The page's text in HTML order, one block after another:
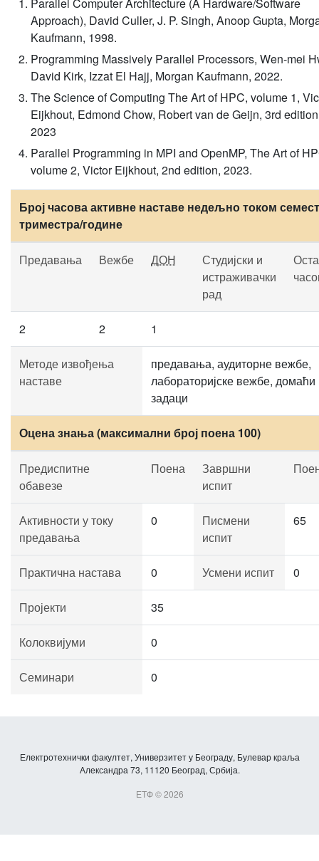
Approach), David Culler, J. P. Singh, Anoop Gupta,
Kaufmann, 1998.
Programming Massively Parallel Processors, Wen-mei
David Kirk, Izzat El Hajj, Morgan Kaufmann, 2022.
The Science of Computing The Art of HPC, volume 1,
Eijkhout, Edmond Chow, Robert van de Geijn, 3rd
2023
Parallel Programming in MPI and OpenMP, The Art of
volume 2, Victor Eijkhout, 2nd edition, 2023.
Број часова активне наставе недељно током
триместра/године
Предавања Вежбе ДОН
Студијски и
истраживачки
рад
2 2 1
Методе извођења
наставе
предавања, аудиторне вежбе,
лабораторијске вежбе, домаћи
задаци
Оцена знања (максимални број поена 100)
Предиспитне
обавезе
Поена
Завршни
испит
Активности у току
предавања
0
Писмени
испит
65
Практична настава 0 Усмени испит 0
Пројекти 35
Колоквијуми 0
Семинари 0
Електротехнички факултет, Универзитет у Београду, Булевар краља
Александра 73, 11120 Београд, Србија.
ЕТФ © 2026